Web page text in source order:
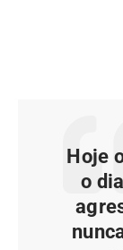
Hoje
o